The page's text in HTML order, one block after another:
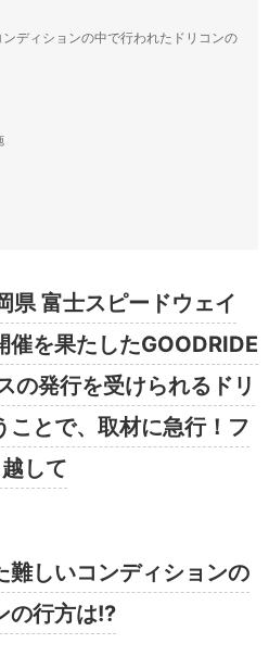
ディションの中で行われたドリコンの
県 富士スピードウェイ
催を果たしたGOODRIDE
の発行を受けられるドリ
ことで、取材に急行！フ
して
難しいコンディションの
の行方は!?